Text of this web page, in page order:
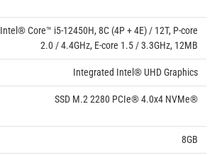
Intel® Core™ i5-12450H, 8C (4P + 4E) / 12T, P-core
2.0 / 4.4GHz, E-core 1.5 / 3.3GHz, 12MB
Integrated Intel® UHD Graphics
SSD M.2 2280 PCIe® 4.0x4 NVMe®
8GB